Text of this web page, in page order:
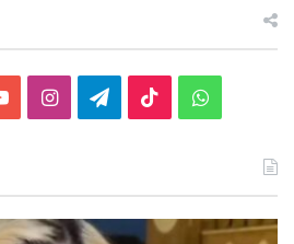
You InstagramTelegram
TikTok